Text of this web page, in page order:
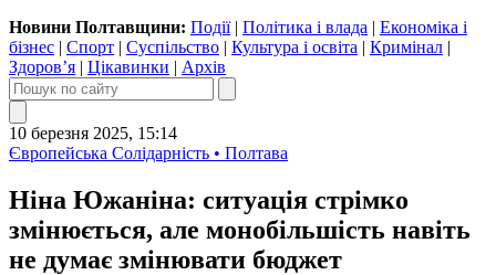
Новини Полтавщини: Події| Політика і влада | Економіка і
бізнес | Спорт | Суспільство | Культура і освіта | Кримінал |
Здоров’я | Цікавинки | Архів
10 березня 2025, 15:14
Європейська Солідарність • Полтава
Ніна Южаніна: ситуація стрімко
змінюється, але монобільшість навіть
не думає змінювати бюджет